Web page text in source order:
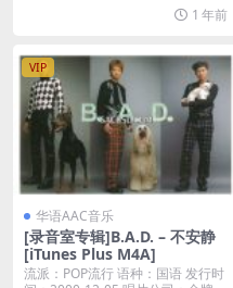
1 年前
VIP
华语AAC音乐
[录音室专辑]B.A.D. – 不安静
[iTunes Plus M4A]
流派：POP流行 语种：国语 发行时